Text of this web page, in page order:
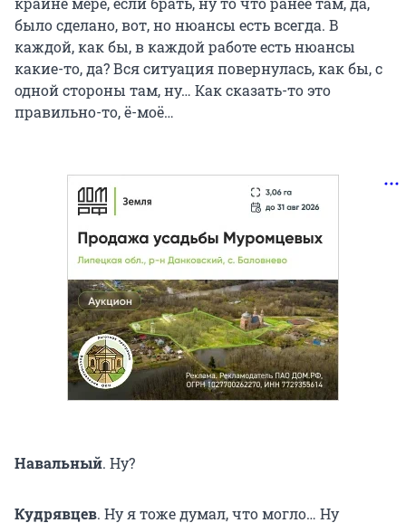
было сделано, вот, но нюансы есть всегда. В
каждой, как бы, в каждой работе есть нюансы
какие-то, да? Вся ситуация повернулась, как бы, с
одной стороны там, ну… Как сказать-то это
правильно-то, ё-моё…
Навальный. Ну?
Кудрявцев. Ну я тоже думал, что могло… Ну